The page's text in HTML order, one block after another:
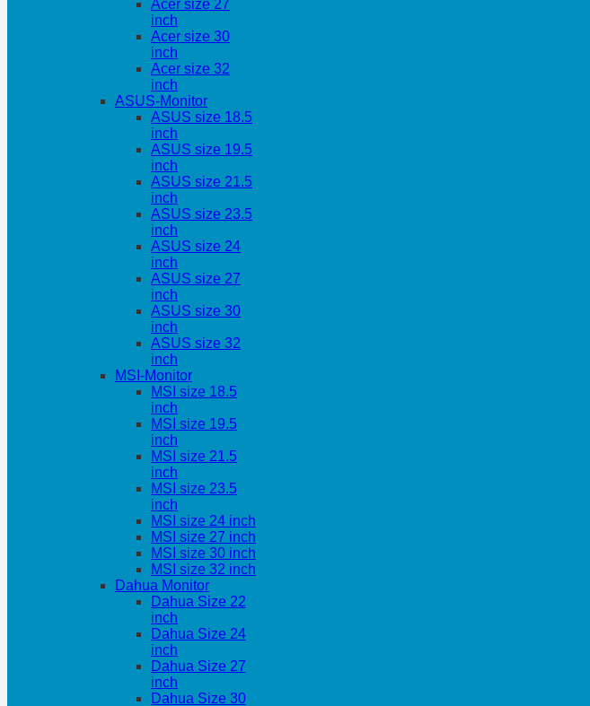
Acer size 27
inch
Acer size 30
inch
Acer size 32
inch
ASUS-Monitor
ASUS size 18.5
inch
ASUS size 19.5
inch
ASUS size 21.5
inch
ASUS size 23.5
inch
ASUS size 24
inch
ASUS size 27
inch
ASUS size 30
inch
ASUS size 32
inch
MSI-Monitor
MSI size 18.5
inch
MSI size 19.5
inch
MSI size 21.5
inch
MSI size 23.5
inch
MSI size 24 inch
MSI size 27 inch
MSI size 30 inch
MSI size 32 inch
Dahua Monitor
Dahua Size 22
inch
Dahua Size 24
inch
Dahua Size 27
inch
Dahua Size 30